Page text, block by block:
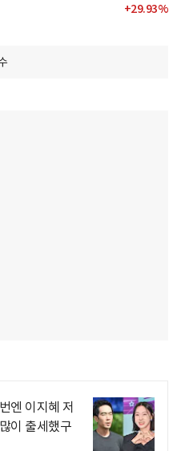
+29.93%
엔 이지혜 저
이 출세했구